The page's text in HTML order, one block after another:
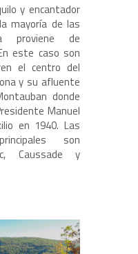
y encantador
mayoría de las
proviene de
este caso son
el centro del
y su afluente
donde
Manuel
en 1940. Las
son
Caussade y